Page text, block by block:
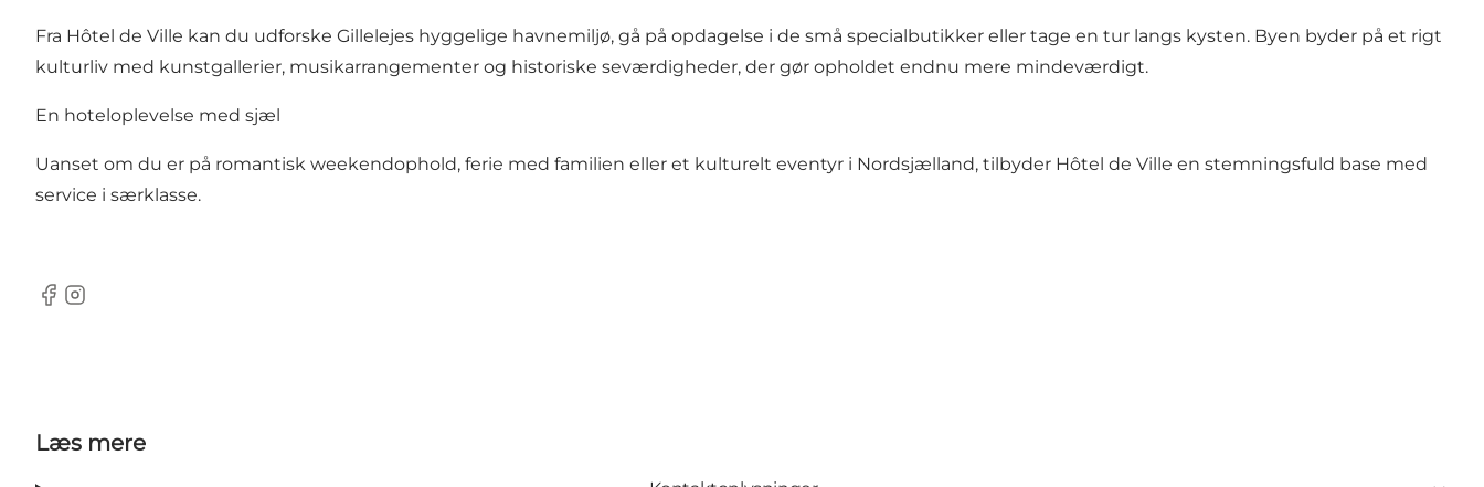
Fra Hôtel de Ville kan du udforske Gillelejes hyggelige havnemiljø, gå på opdagelse i de små specialbutikker eller tage en tur langs kysten. Byen byder på et rigt
kulturliv med kunstgallerier, musikarrangementer og historiske seværdigheder, der gør opholdet endnu mere mindeværdigt.
En hoteloplevelse med sjæl
Uanset om du er på romantisk weekendophold, ferie med familien eller et kulturelt eventyr i Nordsjælland, tilbyder Hôtel de Ville en stemningsfuld base med
service i særklasse.
Facebook
Instagram
Læs mere